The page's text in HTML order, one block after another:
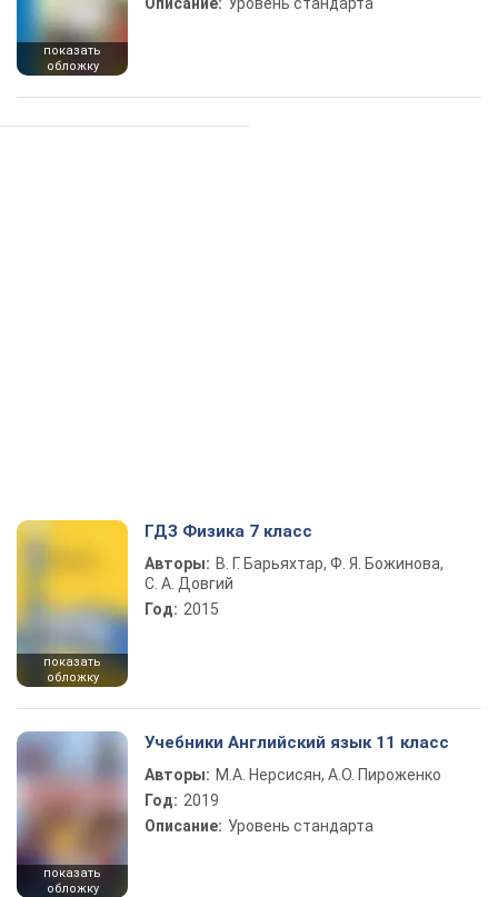
показать
обложку
показать
обложку
ГДЗ Физика 7 класс
Авторы: В. Г. Барьяхтар, Ф. Я. Божинова,
С. А. Довгий
Год: 2015
показать
обложку
Учебники Английский язык 11 класс
Авторы: М.А. Нерсисян, А.О. Пироженко
Год: 2019
Описание: Уровень стандарта